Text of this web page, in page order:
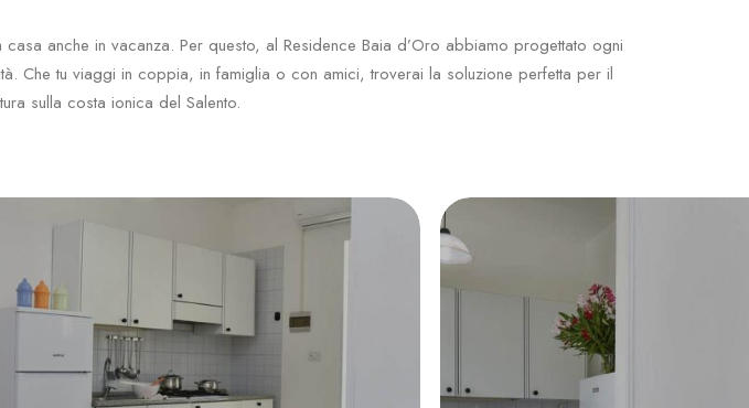
anche in vacanza. Per questo, al Residence Baia d’Oro abbiamo progettato ogni
Che tu viaggi in coppia, in famiglia o con amici, troverai la soluzione perfetta per il
sulla costa ionica del Salento.